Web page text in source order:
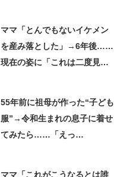
ママ「とんでもないイケメン
を産み落とした」→6年後……
現在の姿に「これは二度見す
55年前に祖母が作った“子ども
服”→令和生まれの息子に着せ
てみたら……「えっ
ママ「これがこうなるとは誰